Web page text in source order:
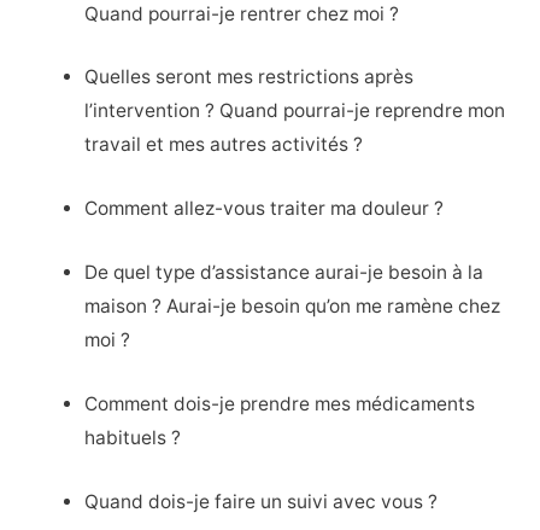
Quand pourrai-je rentrer chez moi ?
Quelles seront mes restrictions après
l’intervention ? Quand pourrai-je reprendre mon
travail et mes autres activités ?
Comment allez-vous traiter ma douleur ?
De quel type d’assistance aurai-je besoin à la
maison ? Aurai-je besoin qu’on me ramène chez
moi ?
Comment dois-je prendre mes médicaments
habituels ?
Quand dois-je faire un suivi avec vous ?